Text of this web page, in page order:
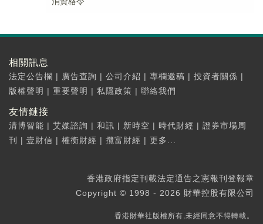
相關訊息
法定公告欄 | 廣告查詢 | 公司介紹 | 專欄邀稿 | 投資者關係 |
版權聲明 | 重要聲明 | 私隱政策 | 聯絡我們
友情鏈接
清博智能 | 艾媒諮詢 | 和訊 | 新時空 | 時代財經 | 證券市場周
刊
| 壹財信 | 權衡財經 | 攬富財經 | 更多...
香港政府指定刊載法定通告之憲報刊登報章
Copyright © 1998 - 2026 財華控股有限公司
香港財華社版權所有,未經同意不得轉載。